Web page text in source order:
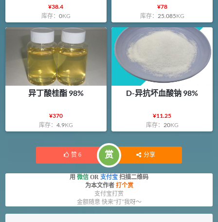
¥38.4
库存： 0KG
¥78
库存： 25.085KG
异丁酸桂酯 98%
¥370
库存： 4.9KG
D-异抗坏血酸钠 98%
¥11.25
库存： 20KG
赞 6 赏 分享
用 微信 OR 支付宝 扫描二维码
为本文作者 打个赏
支付宝打赏
金额随意 快来“打”我呀～